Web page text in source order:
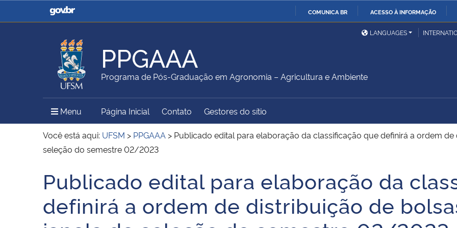
COMUNICA BR ACESSO À INFORMAÇÃO
Casa Civil
Ministério da Justiça e
Ministério da Defesa
Ministério das Relações
Exteriores
Ministério da Agricultura,
Pecuária e Abastecimento
Ministério da Educação
Ministério do Meio Ambiente Ministério do Turismo
Ministério do
Desenvolvimento Regional
União
Secretaria de Governo
Gabinete de Segurança
Institucional
Advocacia-Geral da União Banco Central do Brasil
LANGUAGES
PPGAAA
Programa de Pós-Graduação em Agronomia – Agricultura e Ambiente
Menu Menu Principal do Sítio
Página Inicial Contato Gestores do sítio
Você está aqui: UFSM > PPGAAA > Publicado edital para elaboração da classificação que definirá a ordem
seleção do semestre 02/2023
Início do conteúdo
Publicado edital para elaboração da
definirá a ordem de distribuição de